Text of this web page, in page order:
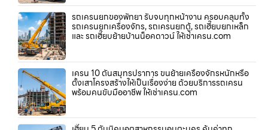
รถเครนยกของพัทยา รับจบทุกหน้างาน ครอบคลุมทั้ง
รถเครนยกเครื่องจักร, รถเครนยกตู้, รถเฮี๊ยบยกเหล็ก
และ รถเฮี๊ยบย้ายบ้านน็อคดาวน์ ให้เช่าเครน.com
เครน 10 ตันสมุทรปราการ ขนย้ายเครื่องจักรหนักหรือ
ตั้งเสาโครงสร้างให้เป็นเรื่องง่าย ด้วยบริการรถเครน
พร้อมคนขับมืออาชีพ ให้เช่าเครน.com